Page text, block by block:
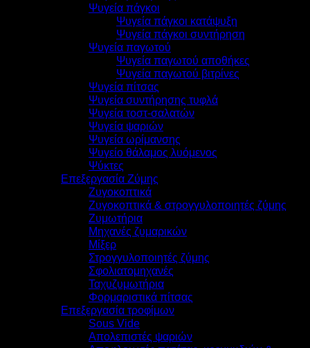
Ψυγεία πάγκοι
Ψυγεία πάγκοι κατάψυξη
Ψυγεία πάγκοι συντήρηση
Ψυγεία παγωτού
Ψυγεία παγωτού αποθήκες
Ψυγεία παγωτού βιτρίνες
Ψυγεία πίτσας
Ψυγεία συντήρησης τυφλά
Ψυγεία τοστ-σαλατών
Ψυγεία ψαριών
Ψυγεία ωρίμανσης
Ψυγείο θάλαμος λυόμενος
Ψύκτες
Επεξεργασία Ζύμης
Ζυγοκοπτικά
Ζυγοκοπτικά & στρογγυλοποιητές ζύμης
Ζυμωτήρια
Μηχανές ζυμαρικών
Μίξερ
Στρογγυλοποιητές ζύμης
Σφολιατομηχανές
Ταχυζυμωτήρια
Φορμαριστικά πίτσας
Επεξεργασία τροφίμων
Sous Vide
Απολεπιστές ψαριών